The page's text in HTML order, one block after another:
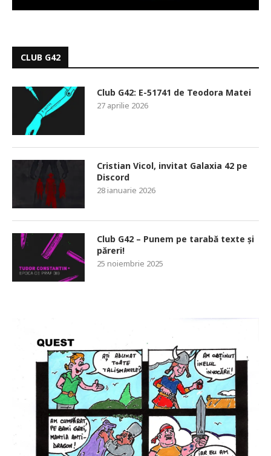
CLUB G42
Club G42: E-51741 de Teodora Matei
27 aprilie 2026
Cristian Vicol, invitat Galaxia 42 pe
Discord
28 ianuarie 2026
Club G42 – Punem pe tarabă texte și
păreri!
25 noiembrie 2025